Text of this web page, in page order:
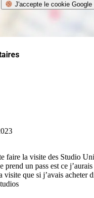
J'accepte le cookie Google
faire la visite des Studio
prend un pass est ce
visite que si j’avais acheter